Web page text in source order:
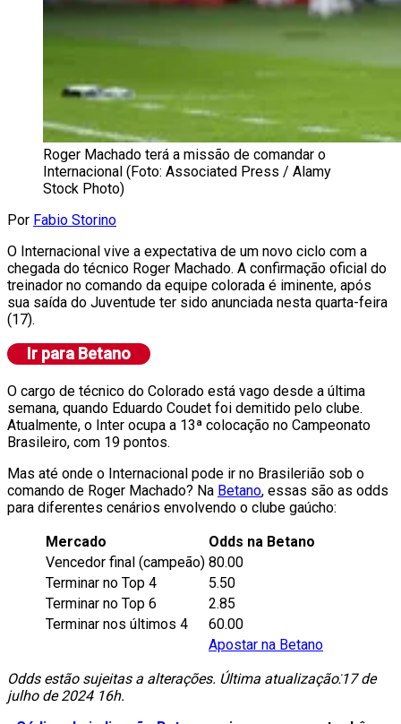
Roger Machado terá a missão de comandar o
Internacional (Foto: Associated Press / Alamy
Stock Photo)
Por Fabio Storino
O Internacional vive a expectativa de um novo ciclo com a
chegada do técnico Roger Machado. A confirmação oficial do
treinador no comando da equipe colorada é iminente, após
sua saída do Juventude ter sido anunciada nesta quarta-feira
(17).
O cargo de técnico do Colorado está vago desde a última
semana, quando Eduardo Coudet foi demitido pelo clube.
Atualmente, o Inter ocupa a 13ª colocação no Campeonato
Brasileiro, com 19 pontos.
Mas até onde o Internacional pode ir no Brasilerião sob o
comando de Roger Machado? Na Betano, essas são as odds
para diferentes cenários envolvendo o clube gaúcho:
Mercado
Odds na Betano
Vencedor final (campeão) 80.00
Terminar no Top 4
5.50
Terminar no Top 6
2.85
Terminar nos últimos 4
60.00
Apostar na Betano
Odds estão sujeitas a alterações. Última atualização⁚17 de
julho de 2024 16h.